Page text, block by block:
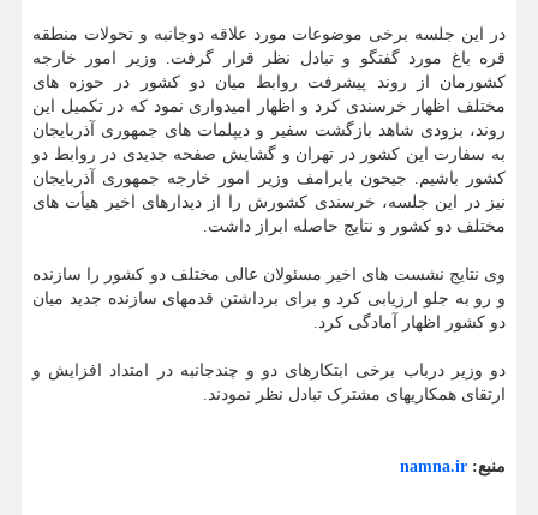
در این جلسه برخی موضوعات مورد علاقه دوجانبه و تحولات منطقه
قره باغ مورد گفتگو و تبادل نظر قرار گرفت. وزیر امور خارجه
کشورمان از روند پیشرفت روابط میان دو کشور در حوزه های
مختلف اظهار خرسندی کرد و اظهار امیدواری نمود که در تکمیل این
روند، بزودی شاهد بازگشت سفیر و دیپلمات های جمهوری آذربایجان
به سفارت این کشور در تهران و گشایش صفحه جدیدی در روابط دو
کشور باشیم. جیحون بایرامف وزیر امور خارجه جمهوری آذربایجان
نیز در این جلسه، خرسندی کشورش را از دیدارهای اخیر هیأت های
مختلف دو کشور و نتایج حاصله ابراز داشت.
وی نتایج نشست های اخیر مسئولان عالی مختلف دو کشور را سازنده
و رو به جلو ارزیابی کرد و برای برداشتن قدمهای سازنده جدید میان
دو کشور اظهار آمادگی کرد.
دو وزیر درباب برخی ابتکارهای دو و چندجانبه در امتداد افزایش و
ارتقای همکاریهای مشترک تبادل نظر نمودند.
منبع: namna.ir